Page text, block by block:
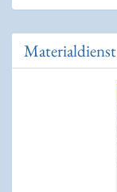
Materialdienst